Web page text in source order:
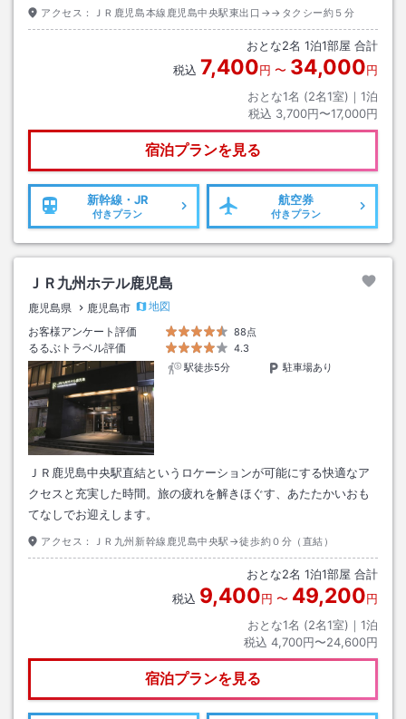
アクセス： ＪＲ鹿児島本線鹿児島中央駅東出口→→タクシー約５分
おとな2名 1泊1部屋 合計
税込 7,400円 〜 34,000円
おとな1名 (2名1室)｜ 1泊
税込 3,700円〜17,000円
宿泊プランを見る
新幹線・JR
付きプラン
航空券
付きプラン
ＪＲ九州ホテル鹿児島
鹿児島県 鹿児島市
地図
お客様アンケート評価
88点
るるぶトラベル評価
4.3
駅徒歩5分
駐車場あり
ＪＲ鹿児島中央駅直結というロケーションが可能にする快適なア
クセスと充実した時間。旅の疲れを解きほぐす、あたたかいおも
てなしでお迎えします。
アクセス： ＪＲ九州新幹線鹿児島中央駅→徒歩約０分（直結）
おとな2名 1泊1部屋 合計
税込 9,400円 〜 49,200円
おとな1名 (2名1室)｜ 1泊
税込 4,700円〜24,600円
宿泊プランを見る